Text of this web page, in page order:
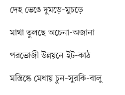
দেহ ভেঙে দুমড়ে-মুচড়ে
মাথা তুলছে অচেনা-অজানা
পরভোজী উন্নয়নে ইট-কাঠ
মস্তিষ্কে মেধায় চুন-সুরকি-বালু